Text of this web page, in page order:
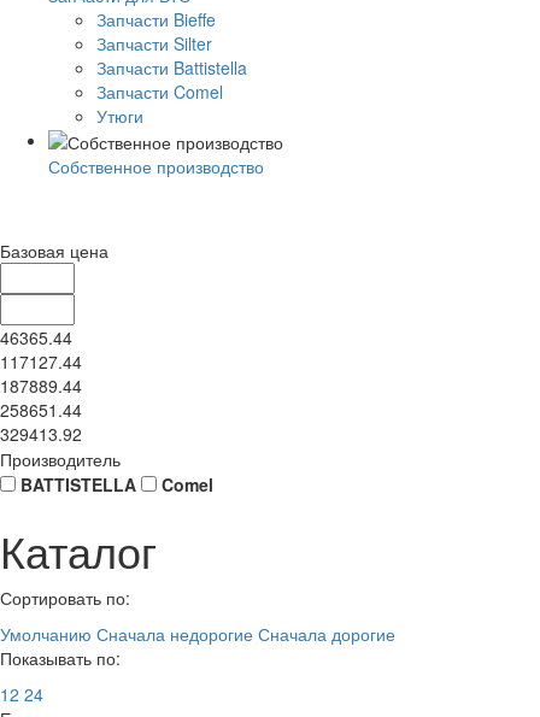
Запчасти Bieffe
Запчасти Silter
Запчасти Battistella
Запчасти Comel
Утюги
Собственное производство
Базовая цена
46365.44
117127.44
187889.44
258651.44
329413.92
Производитель
BATTISTELLA
Comel
Каталог
Сортировать по:
Умолчанию Сначала недорогие Сначала дорогие
Показывать по:
12 24